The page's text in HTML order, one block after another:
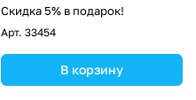
Скидка 5% в подарок!
Арт. 33454
В корзину